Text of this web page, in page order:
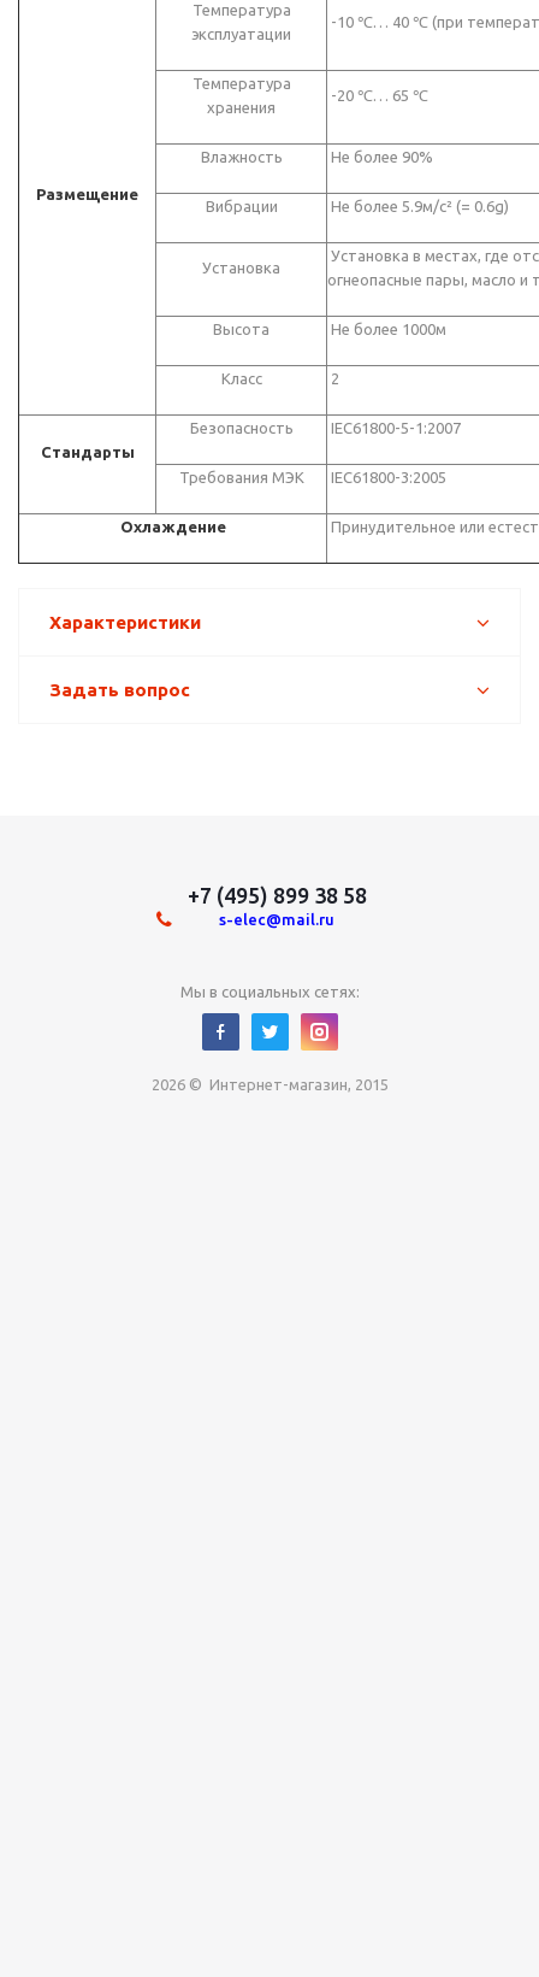
Размещение
Температура
эксплуатации
-10 ℃… 40 ℃ (при
Температура
хранения
-20 ℃… 65 ℃
Влажность Не более 90%
Вибрации Не более 5.9м/с² (= 0.6g)
Установка
Установка в местах, где
огнеопасные пары, масло и
Высота Не более 1000м
Класс 2
Стандарты
Безопасность IEC61800-5-1:2007
Требования МЭК IEC61800-3:2005
Охлаждение Принудительное или
Характеристики
Задать вопрос
+7 (495) 899 38 58
s-elec@mail.ru
Мы в социальных сетях:
2026 © Интернет-магазин, 2015